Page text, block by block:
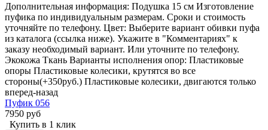
Дополнительная информация: Подушка 15 см Изготовление
пуфика по индивидуальным размерам. Сроки и стоимость
уточняйте по телефону. Цвет: Выберите вариант обивки пуфа
из каталога (ссылка ниже). Укажите в "Комментариях" к
заказу необходимый вариант. Или уточните по телефону.
Экокожа Ткань Варианты исполнения опор: Пластиковые
опоры Пластиковые колесики, крутятся во все
стороны(+350руб.) Пластиковые колесики, двигаются только
вперед-назад
Пуфик 056
7950 руб
Купить в 1 клик